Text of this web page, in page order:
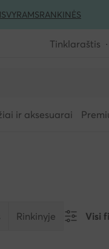
VYRAMSRANKINĖS
Tinklaraštis
ir aksesuarai
Rinkinyje Visi